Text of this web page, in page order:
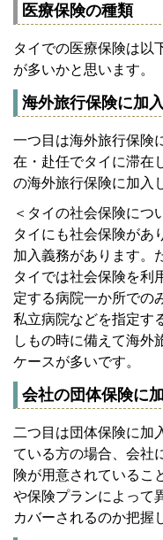
医療保険の種類
タイでの医療保険は以
が多いかと思います。
海外旅行保険に加入
一つ目は海外旅行保険
在・赴任でタイに滞在
の海外旅行保険に加入
＜タイの社会保険につ
タイにも社会保険があ
加入義務があります。
タイでは社会保険を利
定する病院一か所での
私立病院などを指定す
しもの時に備えて海外
ケースが多いです。
会社の団体保険に
二つ目は団体保険に加
ている方の場合、会社
険が用意されているこ
や保険プランによって
カバーされるのか把握